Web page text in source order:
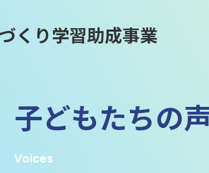
くり学習助成事業
子どもたちの
Voices